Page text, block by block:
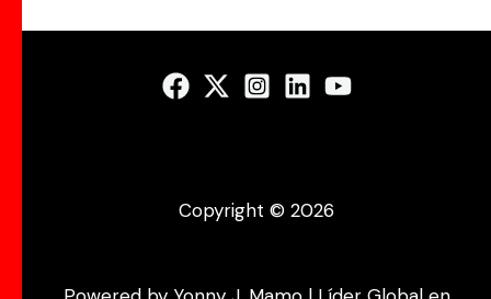
Copyright © 2026